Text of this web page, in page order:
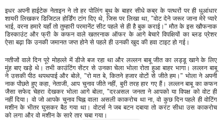
इधर अपनी हाईटेक नेताइन ने तो हर पोलिंग बूथ के बाहर सीधे कब्र के पत्थरों पर ही धुआंधार
शायरी लिखकर डिजिटल होर्डिंग टांग दिए थे, जिस पर लिखा था, "वोट देने जरूर जाना मेरे प्यारे
भाई, वरना हमारे यहाँ तो तुम्हारी परमानेंट सीट पहले से ही है बुक कराई।" मौत के इस खौफनाक
डिस्काउंट और फ्री के कफन वाले खतरनाक ऑफर के आगे बेचारे विपक्षियों का ब्लड प्रेशर
ऐसा बढ़ा कि उनकी जमानत जप्त होने से पहले ही उनकी खुद की हवा टाइट हो गई।
नतीजों वाले दिन पूरे मोहल्ले में डीजे बज रहा था और लल्लन बाबू जीत का लड्डू खाने के लिए
मुंह बाए खड़े थे। तभी काउंटिंग सेंटर से उनका चेला भोला रोता हुआ बाहर भागा। लल्लन बाबू
ने उसकी पीठ थपथपाई और बोले, "रो मत बे, कितने हजार वोटों से जीते हम।" भोला ने अपनी
नाक पोंछते हुए कहा, नेताजी, आप चुनाव जीते नहीं, बुरी तरह हार गए हैं। लल्लन बाबू का कफन
जैसा सफेद चेहरा देखकर भोला आगे बोला, "दरअसल जनता ने आपको या विपक्ष को वोट ही
नहीं दिया। वो जो आपके चुनाव चिह्न वाला असली काकरोच था ना, वो कुछ दिन पहले ही वोटिंग
मशीन के भीतर घुसकर बैठ गया था। वोटर्स ने जब बटन दबाया तो करंट सीधा उस काकरोच
को लगा और वो मशीन के सारे तार चबा गया।